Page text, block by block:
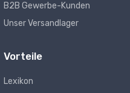
B2B Gewerbe-Kunden
Unser Versandlager
Vorteile
Lexikon